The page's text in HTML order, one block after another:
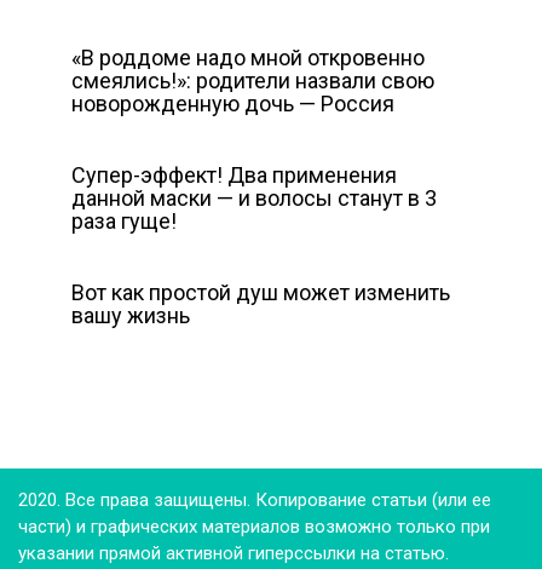
«В роддоме надо мной откровенно
смеялись!»: родители назвали свою
новорожденную дочь — Россия
Супер-эффект! Два применения
данной маски — и волосы станут в 3
раза гуще!
Вот как простой душ может изменить
вашу жизнь
2020. Все права защищены. Копирование статьи (или ее
части) и графических материалов возможно только при
указании прямой активной гиперссылки на статью.